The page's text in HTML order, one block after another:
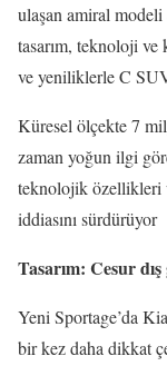
ulaşan amiral
tasarım, teknoloji ve
ve yeniliklerle C
Küresel ölçekte 7
zaman yoğun ilgi
teknolojik özellikleri
iddiasını sürdürüyor
Tasarım: Cesur
Yeni Sportage’da
bir kez daha dikkat